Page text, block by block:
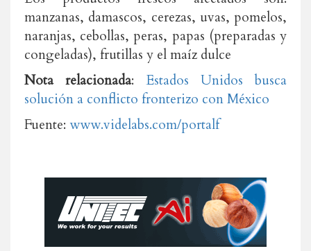
manzanas, damascos, cerezas, uvas, pomelos,
naranjas, cebollas, peras, papas (preparadas y
congeladas), frutillas y el maíz dulce
Nota relacionada: Estados Unidos busca
solución a conflicto fronterizo con México
Fuente: www.videlabs.com/portalf